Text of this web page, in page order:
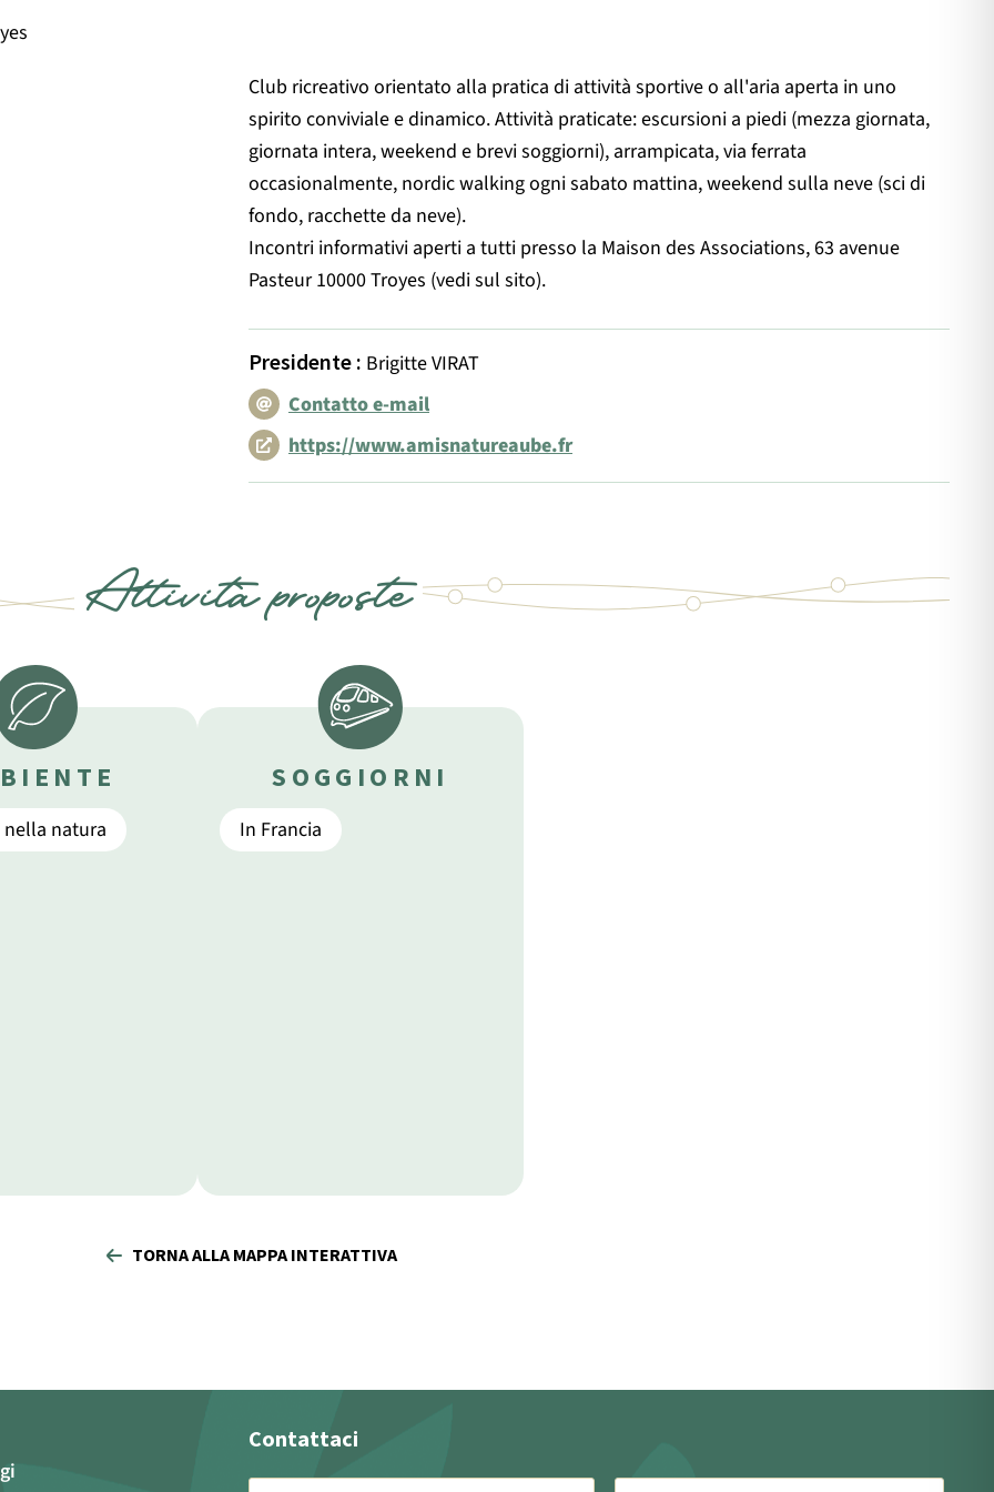
Club ricreativo orientato alla pratica di attività sportive o all'aria aperta in uno
spirito conviviale e dinamico. Attività praticate: escursioni a piedi (mezza giornata,
giornata intera, weekend e brevi soggiorni), arrampicata, via ferrata
occasionalmente, nordic walking ogni sabato mattina, weekend sulla neve (sci di
fondo, racchette da neve).
Incontri informativi aperti a tutti presso la Maison des Associations, 63 avenue
Pasteur 10000 Troyes (vedi sul sito).
Presidente : Brigitte VIRAT
Contatto e-mail
https://www.amisnatureaube.fr
Attività proposte
nella natura
SOGGIORNI
In Francia
TORNA ALLA MAPPA INTERATTIVA
Contattaci